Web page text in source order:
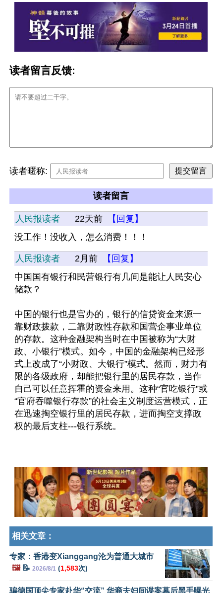
读者留言反馈:
读者暱称:
读者留言
人民报读者 22天前
【回复】
没工作！没收入，怎么消费！！！
人民报读者 2月前
【回复】
中国国有银行和民营银行有几间是能让人民安心
储款？
中国的银行也是官办的，银行的信贷资金来源一
靠财政拨款，二靠财政性存款和国营企事业单位
的存款。这种金融架构当时在中国被称为“大财
政、小银行”模式。如今，中国的金融架构已经形
式上改成了“小财政、大银行”模式。然而，财力有
限的各级政府，却能把银行里的居民存款，当作
自己可以任意挥霍的资金来用。这种“官吃银行”或
“官府吞噬银行存款”的社会主义制度运营模式，正
在迅速掏空银行里的居民存款，进而掏空支撑政
权的最后支柱---银行系统。
相关文章：
专家：香港变Xianggang沦为普通大城市
🖼️📝 2026/8/1 (1,583次)
骗德国顶尖专家赴华“交流” 华裔夫妇间谍案幕后黑手曝光